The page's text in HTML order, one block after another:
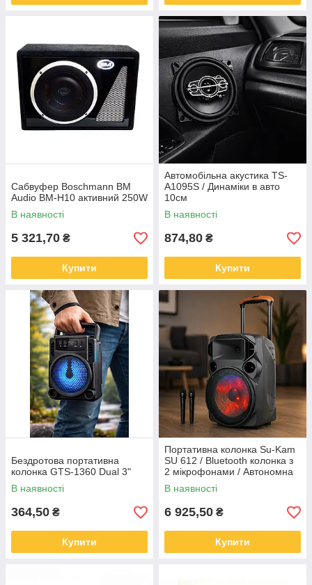
Сабвуфер Boschmann BM
Audio BM-H10 активний 250W
В наявності
5 321,70 ₴
Купити
Автомобільна акустика TS-
A1095S / Динаміки в авто
10см
В наявності
874,80 ₴
Купити
Бездротова портативна
колонка GTS-1360 Dual 3"
В наявності
364,50 ₴
Купити
Портативна колонка Su-Kam
SU 612 / Bluetooth колонка з
2 мікрофонами / Автономна
акустична караоке-колонка
В наявності
6 925,50 ₴
Купити